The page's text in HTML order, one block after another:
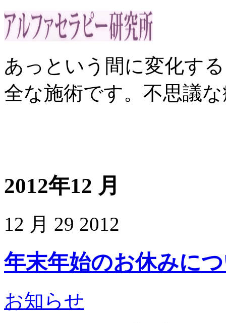
あっという間に変化す
全な施術です。不思議
2012年12 月
12 月 29 2012
年末年始のお休みに
お知らせ